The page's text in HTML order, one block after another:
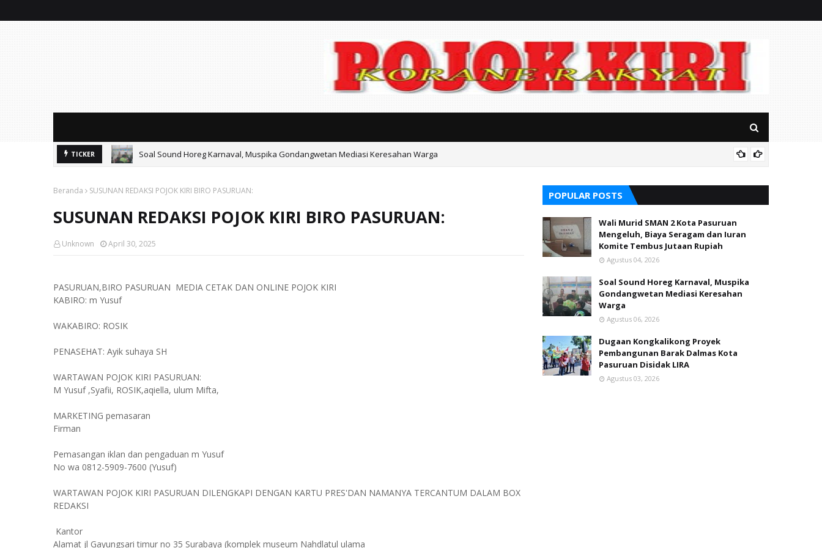
TICKER Soal Sound Horeg Karnaval, Muspika Gondangwetan Mediasi Keresahan Warga
Beranda SUSUNAN REDAKSI POJOK KIRI BIRO PASURUAN:
SUSUNAN REDAKSI POJOK KIRI BIRO PASURUAN:
Unknown April 30, 2025
PASURUAN,BIRO PASURUAN MEDIA CETAK DAN ONLINE POJOK KIRI
KABIRO: m Yusuf
WAKABIRO: ROSIK
PENASEHAT: Ayik suhaya SH
WARTAWAN POJOK KIRI PASURUAN:
M Yusuf ,Syafii, ROSIK,aqiella, ulum Mifta,
MARKETING pemasaran
Firman
Pemasangan iklan dan pengaduan m Yusuf
No wa 0812-5909-7600 (Yusuf)
WARTAWAN POJOK KIRI PASURUAN DILENGKAPI DENGAN KARTU PRES'DAN NAMANYA TERCANTUM DALAM BOX
REDAKSI
Kantor
Alamat jl Gayungsari timur no 35 Surabaya (komplek museum Nahdlatul ulama
POPULAR POSTS
Wali Murid SMAN 2 Kota Pasuruan
Mengeluh, Biaya Seragam dan Iuran
Komite Tembus Jutaan Rupiah
Agustus 04, 2026
Soal Sound Horeg Karnaval, Muspika
Gondangwetan Mediasi Keresahan
Warga
Agustus 06, 2026
Dugaan Kongkalikong Proyek
Pembangunan Barak Dalmas Kota
Pasuruan Disidak LIRA
Agustus 03, 2026